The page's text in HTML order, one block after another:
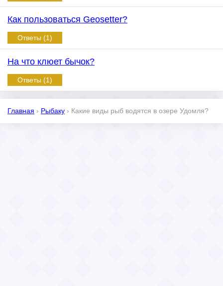
Как пользоваться Geosetter?
Ответы (1)
На что клюет бычок?
Ответы (1)
Главная › Рыбаку › Какие виды рыб водятся в озере Удомля?